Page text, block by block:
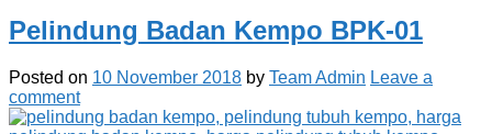
Pelindung Badan Kempo BPK-01
Posted on 10 November 2018 by Team Admin Leave a
comment